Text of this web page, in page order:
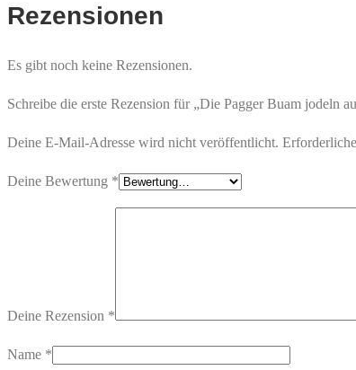
Rezensionen
Es gibt noch keine Rezensionen.
Schreibe die erste Rezension für „Die Pagger Buam jodeln
Deine E-Mail-Adresse wird nicht veröffentlicht.
Deine Bewertung *
Deine Rezension *
Name *